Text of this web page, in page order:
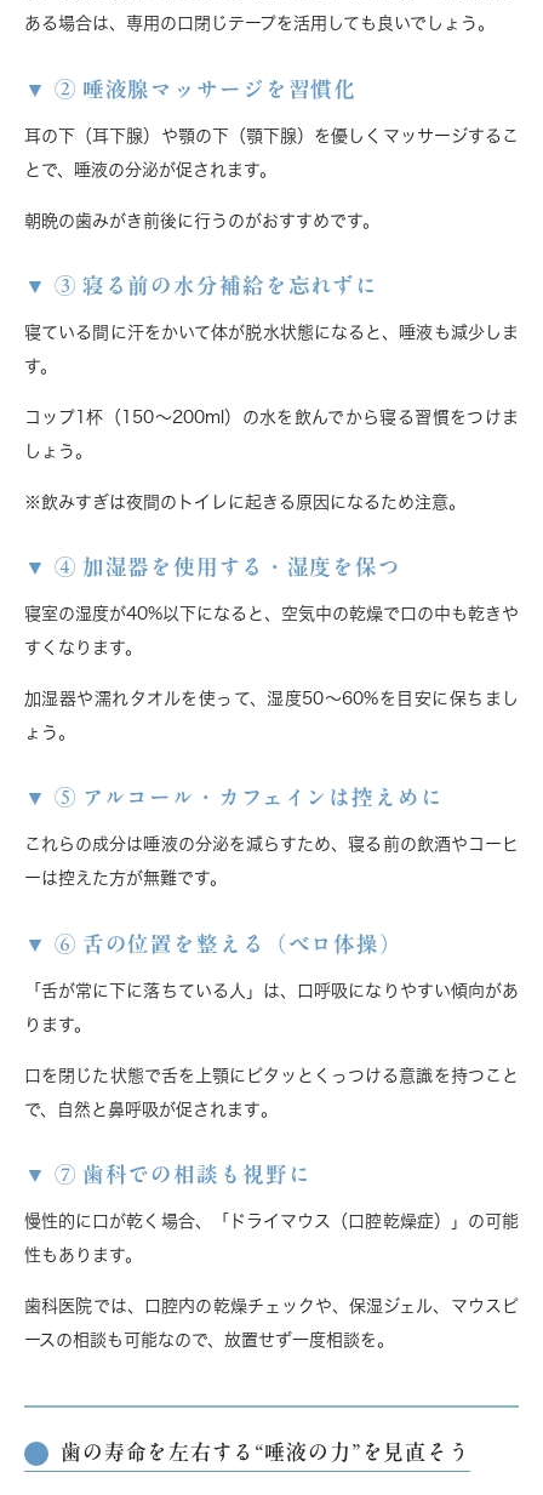
ある場合は、 専用の口閉じテープを活用しても良いでしょう。
② 唾液腺マッサージを習慣化
耳の下（耳下腺）や顎の下（顎下腺）を優しくマッサージするこ
とで、唾液の分泌が促されます。
朝晩の歯みがき前後に行うのがおすすめです。
③ 寝る前の水分補給を忘れずに
寝ている間に汗をかいて体が脱水状態になると、唾液も減少しま
す。
コップ1杯（150〜200ml）の水を飲んでから寝る習慣をつけま
しょう。
※飲みすぎは夜間のトイレに起きる原因になるため注意。
④ 加湿器を使用する・湿度を保つ
寝室の湿度が40%以下になると、空気中の乾燥で口の中も乾きや
すくなります。
加湿器や濡れタオルを使って、 湿度50〜60%を目安 に保ちまし
ょう。
⑤ アルコール・カフェインは控えめに
これらの成分は唾液の分泌を減らすため、寝る前の飲酒やコーヒ
ーは控えた方が無難です。
⑥ 舌の位置を整える（ベロ体操）
「舌が常に下に落ちている人」は、口呼吸になりやすい傾向があ
ります。
口を閉じた状態で舌を上顎にピタッとくっつける意識を持つこと
で、
自然と鼻呼吸が促されます。
⑦ 歯科での相談も視野に
慢性的に口が乾く場合、「ドライマウス（口腔乾燥症）」の可能
性もあります。
歯科医院では、 口腔内の乾燥チェックや、保湿ジェル、マウスピ
ースの相談も可能なので、放置せず一度相談を。
歯の寿命を左右する“唾液の力”を見直そう